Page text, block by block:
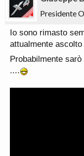
Presidente
Io sono rimasto
attualmente
Probabilmente
....